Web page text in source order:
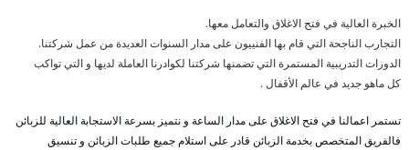
الخبرة العالية في فتح الاغلاق والتعامل معها.
التجارب الناجحة التي قام بها الفنييون على مدار السنوات العديدة من عمل شركتنا.
الدورات التدريبية المستمرة التي تضمنها شركتنا لكوادرنا العاملة لديها و التي تواكب
كل ماهو جديد في عالم الأقفال .
تستمر اعمالنا في فتح الاغلاق على مدار الساعة و نتميز بسرعة الاستجابة العالية للزبائن
فالفريق المتخصص بخدمة الزبائن قادر على استلام جميع طلبات الزبائن و تنسيق